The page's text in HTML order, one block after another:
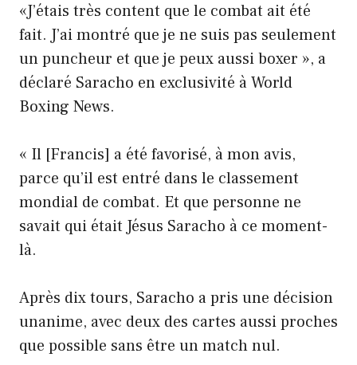
«J’étais très content que le combat ait été
fait. J’ai montré que je ne suis pas seulement
un puncheur et que je peux aussi boxer », a
déclaré Saracho en exclusivité à World
Boxing News.
« Il [Francis] a été favorisé, à mon avis,
parce qu’il est entré dans le classement
mondial de combat. Et que personne ne
savait qui était Jésus Saracho à ce moment-
là.
Après dix tours, Saracho a pris une décision
unanime, avec deux des cartes aussi proches
que possible sans être un match nul.